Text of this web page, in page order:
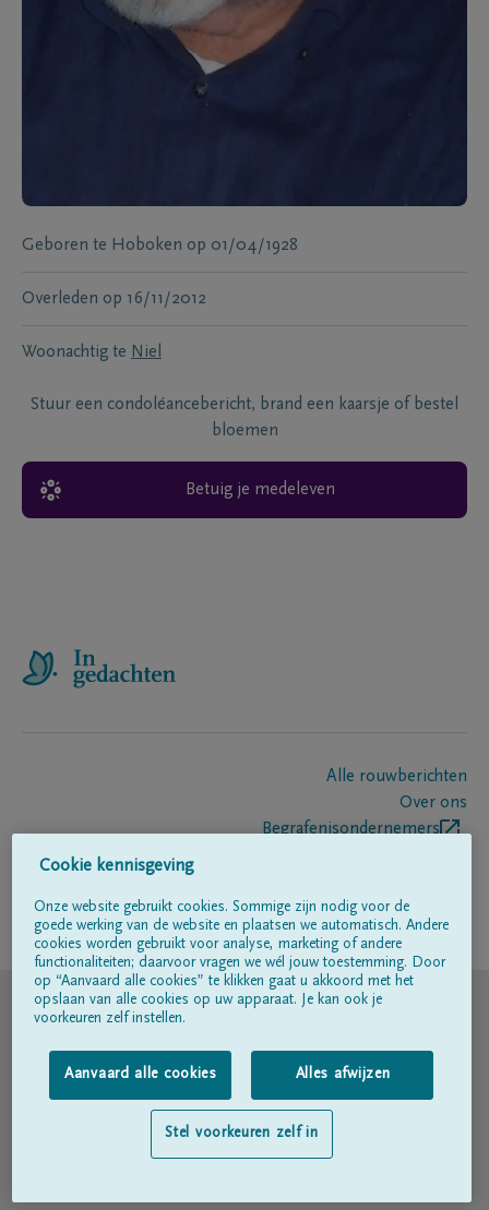
Geboren te Hoboken op 01/04/1928
Overleden op 16/11/2012
Woonachtig te Niel
Stuur een condoléancebericht, brand een kaarsje of bestel
bloemen
Betuig je medeleven
Alle rouwberichten
Over ons
Begrafenisondernemers
Volg ons op
© DELA
Gebruiksvoorwaarden
Privacyverklaring
Toegankelijkheidsverklaring
Cookie kennisgeving
Onze website gebruikt cookies. Sommige zijn nodig voor de
goede werking van de website en plaatsen we automatisch. Andere
cookies worden gebruikt voor analyse, marketing of andere
functionaliteiten; daarvoor vragen we wél jouw toestemming. Door
op “Aanvaard alle cookies” te klikken gaat u akkoord met het
opslaan van alle cookies op uw apparaat. Je kan ook je
voorkeuren zelf instellen.
Aanvaard alle cookies Alles afwijzen
Stel voorkeuren zelf in